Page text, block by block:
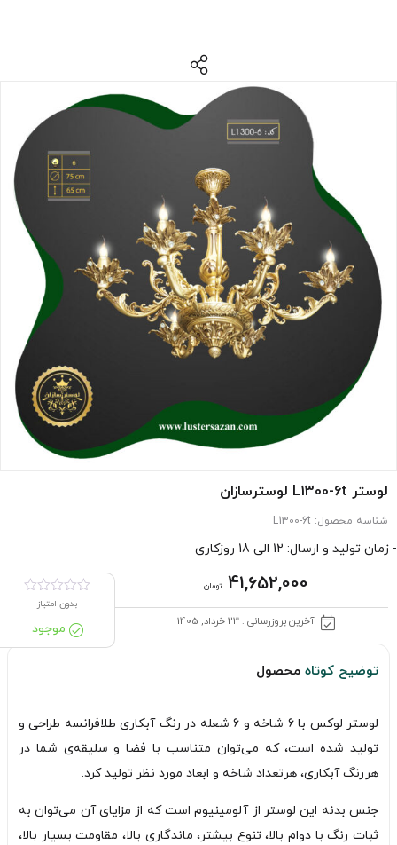
لوستر L1300-6t لوسترسازان
شناسه محصول: L1300-6t
- زمان تولید و ارسال: 12 الی 18 روزکاری
41,652,000 تومان
آخرین بروزرسانی : 23 خرداد, 1405
بدون امتیاز
موجود
توضیح کوتاه محصول
لوستر لوکس با 6 شاخه و 6 شعله در رنگ آبکاری طلافرانسه طراحی و
تولید شده است، که می‌توان متناسب با فضا و سلیقه‌ی شما در
هررنگ آبکاری، هرتعداد شاخه و ابعاد مورد نظر تولید کرد.
جنس بدنه این لوستر از آلومینیوم است که از مزایای آن می‌توان به
ثبات رنگ با دوام بالا، تنوع بیشتر، ماندگاری بالا، مقاومت بسیار بالا،